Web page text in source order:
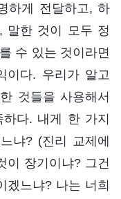
하게 전달하고, 하
말한 것이 모두 정
수 있는 것이라면
이다. 우리가 알고
것들을 사용해서
다. 내게 한 가지
냐? (진리 교제에
이 장기이냐? 그건
겠느냐? 나는 너희